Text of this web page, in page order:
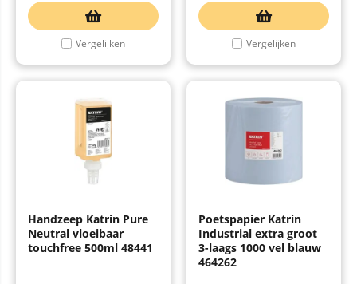
Vergelijken Vergelijken
Handzeep Katrin Pure
Neutral vloeibaar
touchfree 500ml 48441
Poetspapier Katrin
Industrial extra groot
3-laags 1000 vel blauw
464262